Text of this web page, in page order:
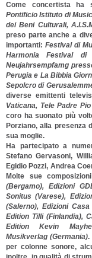
Come concertista ha
Pontificio Istituto di
dei Beni Culturali,
preso parte anche a
importanti:Festival di
Harmonia Festival
Neujahrsempfamg
Perugia e La Bibbia
Sepolcro di
diverse emittenti
Vaticana, Tele Padre
coro ha suonato più
Porziano, alla presenza
sua moglie.
Ha partecipato a
Stefano Gervasoni,
Egidio Pozzi, Andrea
Molte sue
(Bergamo), Edizioni
Sonitus (Varese),
(Salerno), Edizioni
Edition Tilli (Finlandia),
Edition Kevin
Musikverlag (Germania).
per colonne sonore,